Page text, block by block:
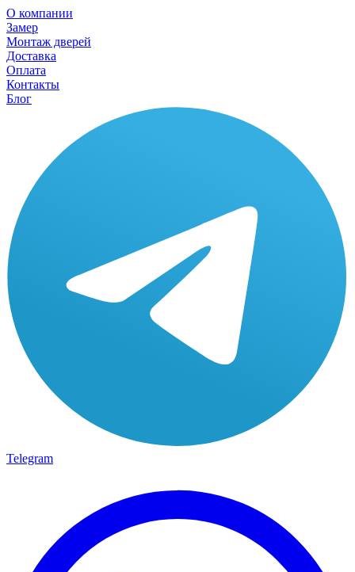
О компании
Замер
Монтаж дверей
Доставка
Оплата
Контакты
Блог
Telegram